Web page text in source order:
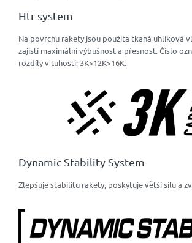
Htr system
Na povrchu rakety jsou použita tkaná uhlíková
zajistí maximální výbušnost a přesnost. Číslo
rozdíly v tuhosti: 3K>12K>16K.
Dynamic Stability System
Zlepšuje stabilitu rakety, poskytuje větší sílu a